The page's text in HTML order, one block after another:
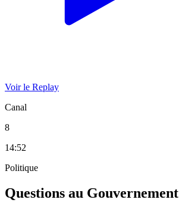
Voir le Replay
Canal
8
14:52
Politique
Questions au Gouvernement